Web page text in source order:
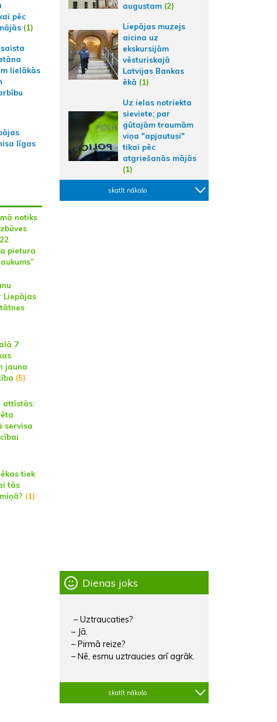
pēc
(1)
lielākās
līgas
notiks
pietura
Liepājas
7
jauna
(5)
attīstās:
servisa
tiek
tās
(1)
augustam (2)
Liepājas muzejs
aicina uz
ekskursijām
vēsturiskajā
Latvijas Bankas
ēkā (1)
Uz ielas notriekta
sieviete; par
gūtajām traumām
viņa "apjautusi"
tikai pēc
atgriešanās mājās
(1)
skatīt nākošo
Dienas joks
– Uztraucaties?
– Jā.
– Pirmā reize?
– Nē, esmu uztraucies arī agrāk.
skatīt nākošo